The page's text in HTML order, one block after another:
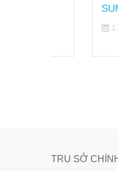
SUMMIT
17/06/2026
TRỤ SỞ